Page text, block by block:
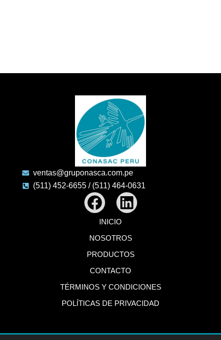
ventas@gruponasca.com.pe
(511) 452-6655 / (511) 464-0631
Facebook
Linkedin
INICIO
NOSOTROS
PRODUCTOS
CONTACTO
TÉRMINOS Y CONDICIONES
POLÍTICAS DE PRIVACIDAD